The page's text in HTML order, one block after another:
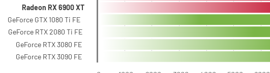
Radeon RX 6900 XT
GeForce GTX 1080 Ti FE
GeForce RTX 2080 Ti FE
GeForce RTX 3080 FE
GeForce RTX 3090 FE